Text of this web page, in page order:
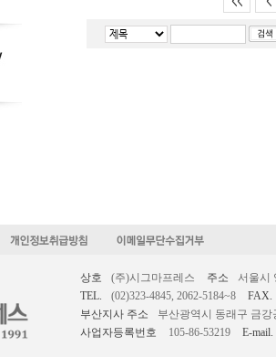
상호 (주)시그마프레스 주소
서울시
TEL.
(02)323-4845, 2062-5184~8
FAX.
부산지사 주소
부산광역시 동래구 금강
사업자등록번호
105-86-53219 E-mail.